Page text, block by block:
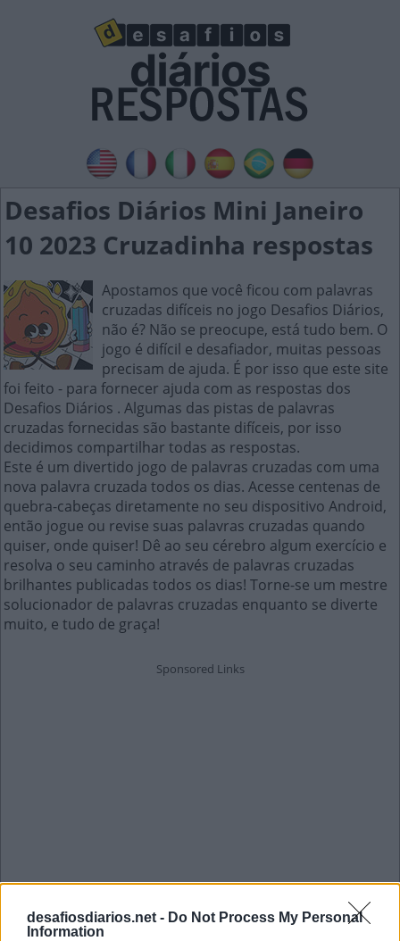
desafiosdiarios.net - Do Not Process My Personal
Information
Desafios Diários Mini Janeiro
10 2023 Cruzadinha respostas
Apostamos que você ficou com palavras
cruzadas difíceis no jogo Desafios Diários,
não é? Não se preocupe, está tudo bem. O
jogo é difícil e desafiador, muitas pessoas
precisam de ajuda. É por isso que este site
foi feito - para fornecer ajuda com as respostas dos
Desafios Diários . Algumas das pistas de palavras
cruzadas fornecidas são bastante difíceis, por isso
decidimos compartilhar todas as respostas.
Este é um divertido jogo de palavras cruzadas com uma
nova palavra cruzada todos os dias. Acesse centenas de
quebra-cabeças diretamente no seu dispositivo Android,
então jogue ou revise suas palavras cruzadas quando
quiser, onde quiser! Dê ao seu cérebro algum exercício e
resolva o seu caminho através de palavras cruzadas
brilhantes publicadas todos os dias! Torne-se um mestre
solucionador de palavras cruzadas enquanto se diverte
muito, e tudo de graça!